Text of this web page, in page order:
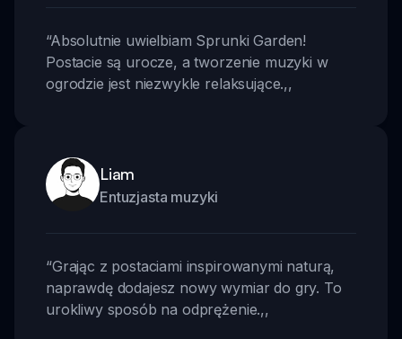
“Absolutnie uwielbiam Sprunki Garden!
Postacie są urocze, a tworzenie muzyki w
ogrodzie jest niezwykle relaksujące.,,
Liam
Entuzjasta muzyki
“Grając z postaciami inspirowanymi naturą,
naprawdę dodajesz nowy wymiar do gry. To
urokliwy sposób na odprężenie.,,